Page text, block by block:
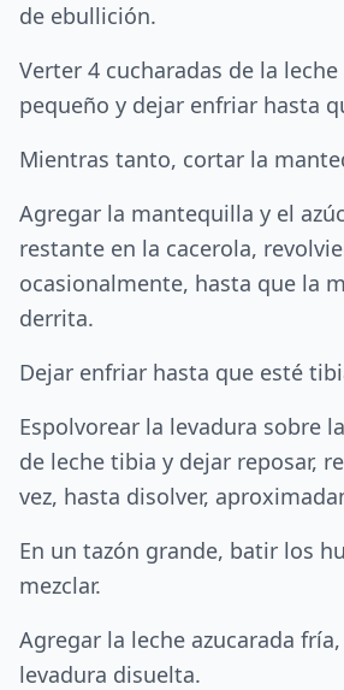
de ebullición.
Verter 4 cucharadas de la
pequeño y dejar enfriar hasta
Mientras tanto, cortar la
Agregar la mantequilla y el
restante en la cacerola,
ocasionalmente, hasta que la
derrita.
Dejar enfriar hasta que esté
Espolvorear la levadura sobre
de leche tibia y dejar reposar,
vez, hasta disolver,
En un tazón grande, batir los
mezclar.
Agregar la leche azucarada
levadura disuelta.